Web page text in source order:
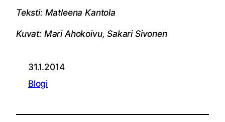
Teksti: Matleena Kantola
Kuvat: Mari Ahokoivu, Sakari Sivonen
31.1.2014
Blogi